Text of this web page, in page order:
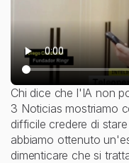
Chi dice che l'IA non
3 Noticias mostriamo
difficile credere di
abbiamo ottenuto
dimenticare che si